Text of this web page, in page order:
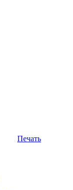
Печать